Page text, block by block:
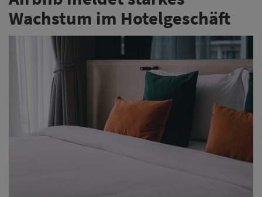
Wachstum im Hotelgeschäft